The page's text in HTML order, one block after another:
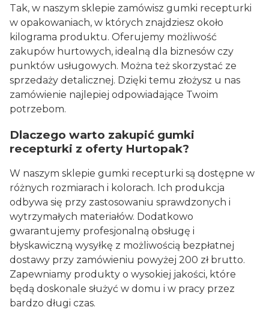
Tak, w naszym sklepie zamówisz gumki recepturki
w opakowaniach, w których znajdziesz około
kilograma produktu. Oferujemy możliwość
zakupów hurtowych, idealną dla biznesów czy
punktów usługowych. Można też skorzystać ze
sprzedaży detalicznej. Dzięki temu złożysz u nas
zamówienie najlepiej odpowiadające Twoim
potrzebom.
Dlaczego warto zakupić gumki
recepturki z oferty Hurtopak?
W naszym sklepie gumki recepturki są dostępne w
różnych rozmiarach i kolorach. Ich produkcja
odbywa się przy zastosowaniu sprawdzonych i
wytrzymałych materiałów. Dodatkowo
gwarantujemy profesjonalną obsługę i
błyskawiczną wysyłkę z możliwością bezpłatnej
dostawy przy zamówieniu powyżej 200 zł brutto.
Zapewniamy produkty o wysokiej jakości, które
będą doskonale służyć w domu i w pracy przez
bardzo długi czas.